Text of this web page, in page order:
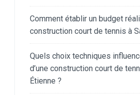
Comment établir un budget
construction court de tennis à
Quels choix techniques
d’une construction court de
Étienne ?